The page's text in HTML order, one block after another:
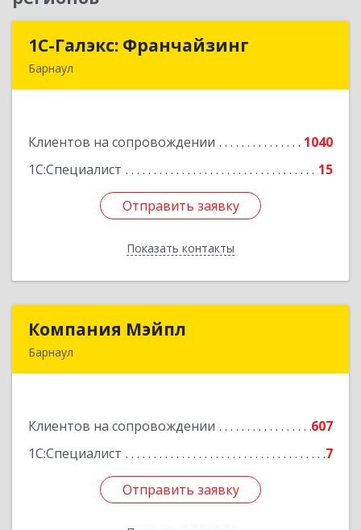
1С-Галэкс: Франчайзинг
Барнаул
Клиентов на сопровождении
1040
1С:Специалист
15
Отправить заявку
Показать контакты
1С-Галэкс: Франчайзинг
Подробнее
Отправить заявку
Назад
Компания Мэйпл
Барнаул
Клиентов на сопровождении
607
1С:Специалист
7
Отправить заявку
Компания Мэйпл
Подробнее
Отправить заявку